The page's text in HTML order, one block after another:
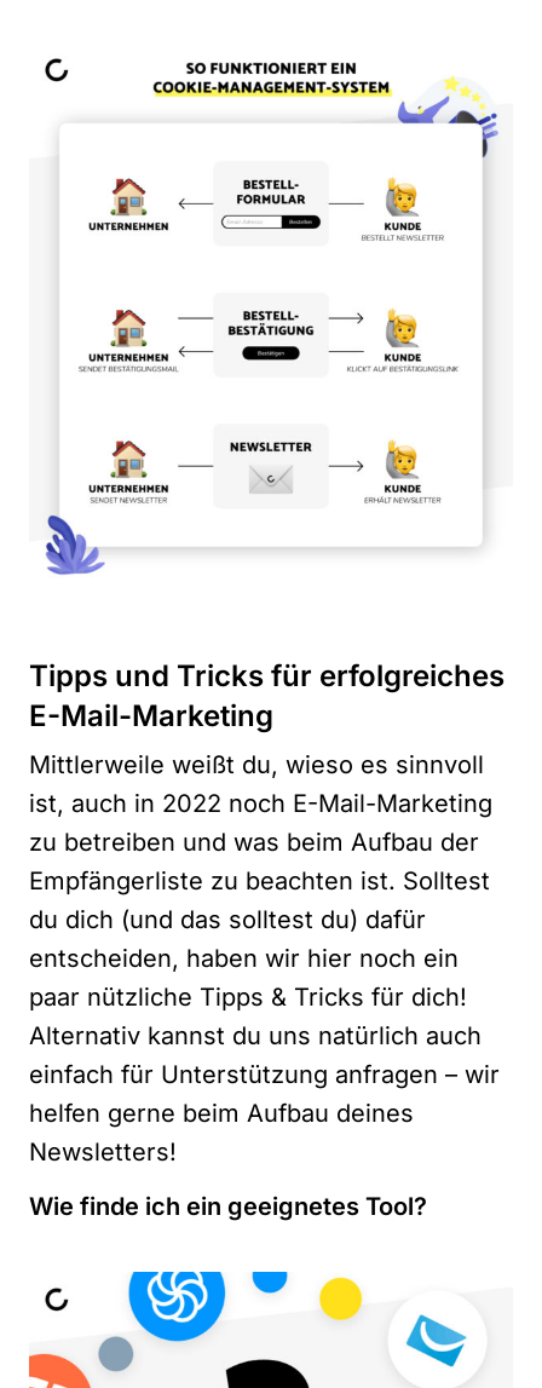
Tipps und Tricks für erfolgreiches
E-Mail-Marketing
Mittlerweile weißt du, wieso es sinnvoll
ist, auch in 2022 noch E-Mail-Marketing
zu betreiben und was beim Aufbau der
Empfängerliste zu beachten ist. Solltest
du dich (und das solltest du) dafür
entscheiden, haben wir hier noch ein
paar nützliche Tipps & Tricks für dich!
Alternativ kannst du uns natürlich auch
einfach für Unterstützung anfragen – wir
helfen gerne beim Aufbau deines
Newsletters!
Wie finde ich ein geeignetes Tool?